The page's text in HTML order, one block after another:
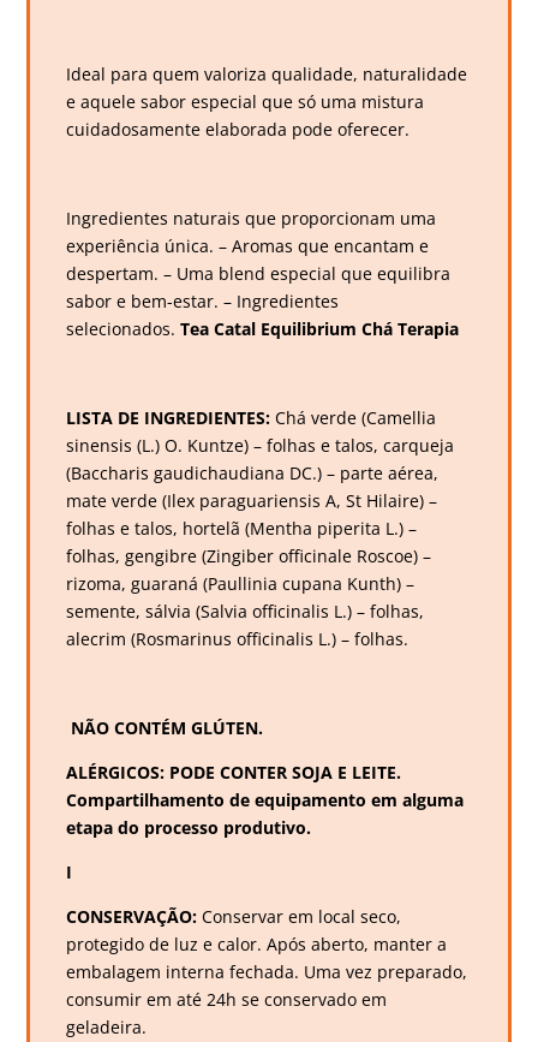
Ideal para quem valoriza qualidade, naturalidade
e aquele sabor especial que só uma mistura
cuidadosamente elaborada pode oferecer.
Ingredientes naturais que proporcionam uma
experiência única. – Aromas que encantam e
despertam. – Uma blend especial que equilibra
sabor e bem-estar. – Ingredientes
selecionados. Tea Catal Equilibrium Chá Terapia
LISTA DE INGREDIENTES:Chá verde (Camellia
sinensis (L.) O. Kuntze) – folhas e talos, carqueja
(Baccharis gaudichaudiana DC.) – parte aérea,
mate verde (Ilex paraguariensis A, St Hilaire) –
folhas e talos, hortelã (Mentha piperita L.) –
folhas, gengibre (Zingiber officinale Roscoe) –
rizoma, guaraná (Paullinia cupana Kunth) –
semente, sálvia (Salvia officinalis L.) – folhas,
alecrim (Rosmarinus officinalis L.) – folhas.
NÃO CONTÉM GLÚTEN.
ALÉRGICOS: PODE CONTER SOJA E LEITE.
Compartilhamento de equipamento em alguma
etapa do processo produtivo.
I
CONSERVAÇÃO:Conservar em local seco,
protegido de luz e calor. Após aberto, manter a
embalagem interna fechada. Uma vez preparado,
consumir em até 24h se conservado em
geladeira.